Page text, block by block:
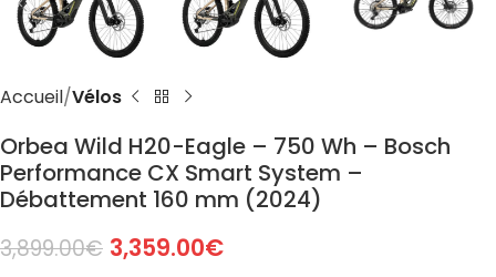
Accueil Vélos
Orbea Wild H20-Eagle – 750 Wh – Bosch
Performance CX Smart System –
Débattement 160 mm (2024)
3,899.00€ 3,359.00€